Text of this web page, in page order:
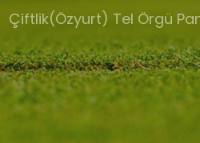
Çiftlik(Özyurt) Tel Örgü